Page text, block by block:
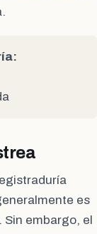
es
embargo, el